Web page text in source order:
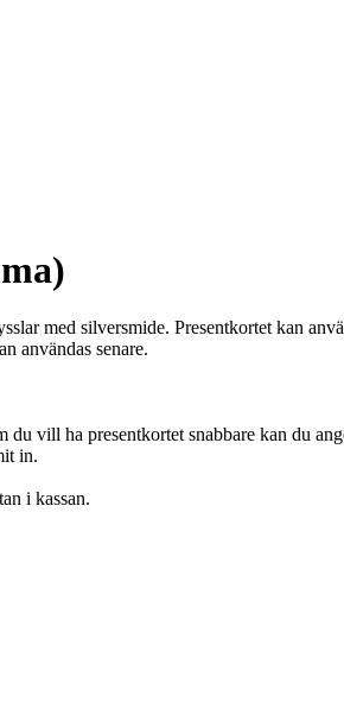
med silversmide. Presentkortet kan
användas senare.
vill ha presentkortet snabbare kan du
in.
i kassan.